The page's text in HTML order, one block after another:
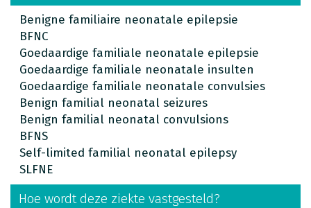
Benigne familiaire neonatale epilepsie
BFNC
Goedaardige familiale neonatale epilepsie
Goedaardige familiale neonatale insulten
Goedaardige familiale neonatale convulsies
Benign familial neonatal seizures
Benign familial neonatal convulsions
BFNS
Self-limited familial neonatal epilepsy
SLFNE
Hoe wordt deze ziekte vastgesteld?